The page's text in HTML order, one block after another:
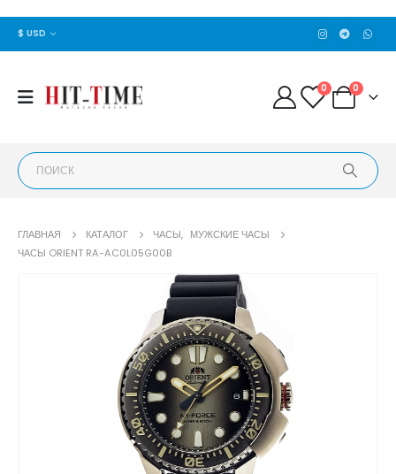
$ USD
0 0
ГЛАВНАЯ КАТАЛОГ ЧАСЫ, МУЖСКИЕ ЧАСЫ
ЧАСЫ ORIENT RA-AC0L05G00B